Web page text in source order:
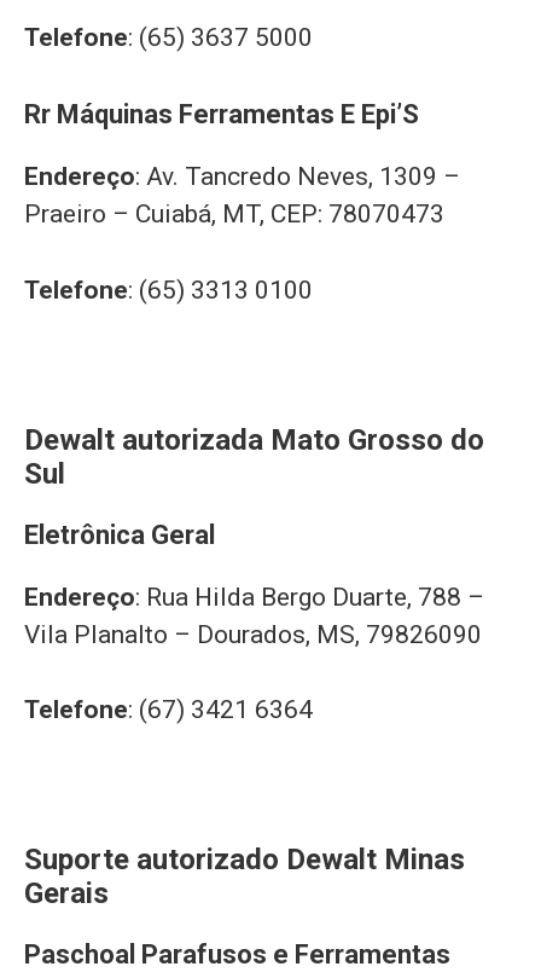
Telefone: (65) 3637 5000
Rr Máquinas Ferramentas E Epi’S
Endereço: Av. Tancredo Neves, 1309 –
Praeiro – Cuiabá, MT, CEP: 78070473
Telefone: (65) 3313 0100
Dewalt autorizada Mato Grosso do
Sul
Eletrônica Geral
Endereço: Rua Hilda Bergo Duarte, 788 –
Vila Planalto – Dourados, MS, 79826090
Telefone: (67) 3421 6364
Suporte autorizado Dewalt Minas
Gerais
Paschoal Parafusos e Ferramentas